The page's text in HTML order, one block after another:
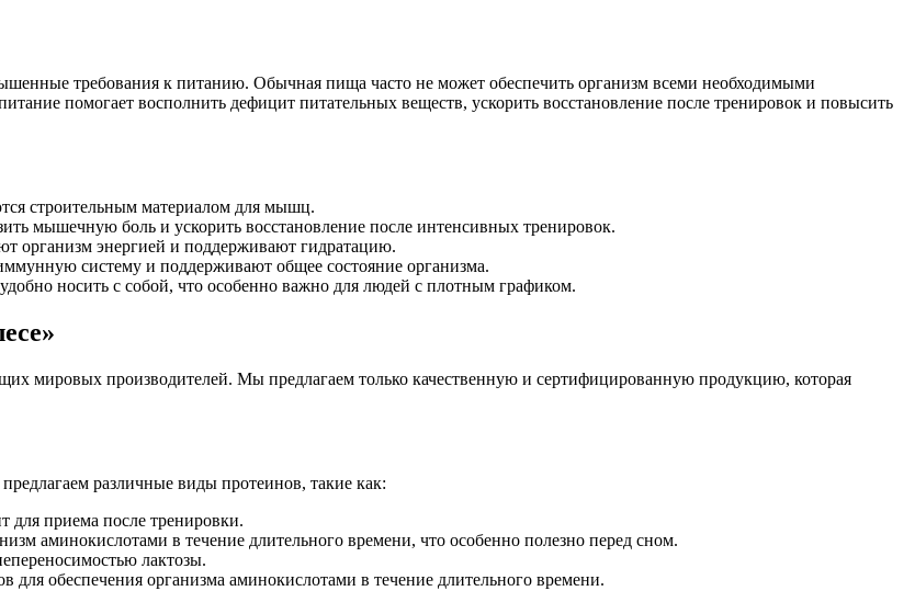
требования к питанию. Обычная пища часто не может обеспечить организм всеми необходимыми
помогает восполнить дефицит питательных веществ, ускорить восстановление после тренировок и повысить
строительным материалом для мышц.
мышечную боль и ускорить восстановление после интенсивных тренировок.
организм энергией и поддерживают гидратацию.
систему и поддерживают общее состояние организма.
носить с собой, что особенно важно для людей с плотным графиком.
мировых производителей. Мы предлагаем только качественную и сертифицированную продукцию, которая
различные виды протеинов, такие как:
для приема после тренировки.
аминокислотами в течение длительного времени, что особенно полезно перед сном.
лактозы.
для обеспечения организма аминокислотами в течение длительного времени.